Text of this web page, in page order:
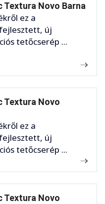
Textura Novo Barna
ez a
új
tetőcserép ...
Textura Novo
ez a
új
tetőcserép ...
Textura Novo